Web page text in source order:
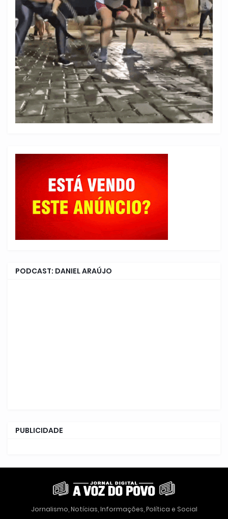
PODCAST: DANIEL ARAÚJO
PUBLICIDADE
Jornalismo, Notícias, Informações, Política e Social